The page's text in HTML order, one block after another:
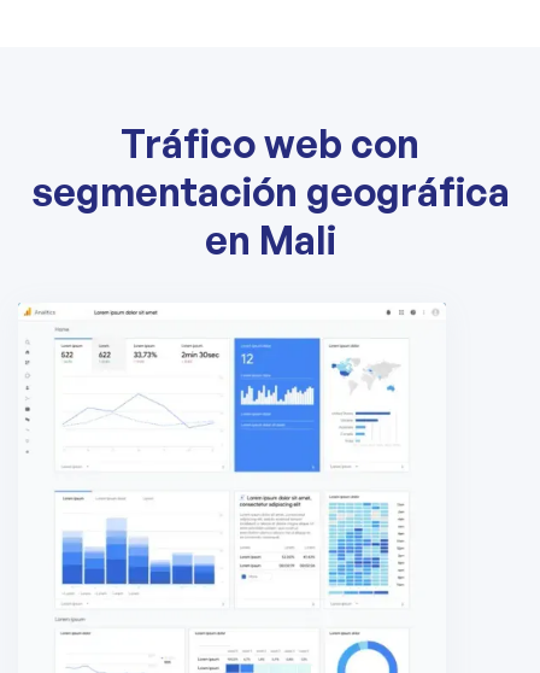
Tráfico web con
segmentación geográfica
en Mali